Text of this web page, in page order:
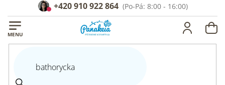
+420 910 922 864